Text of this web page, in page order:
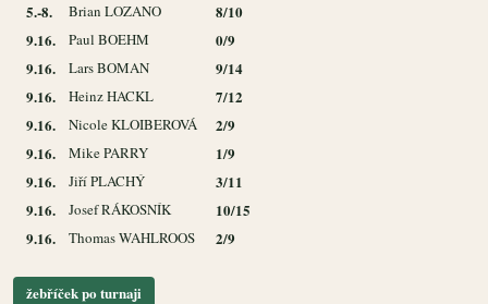
5.-8.
Brian LOZANO
8/10
9.16.
Paul BOEHM
0/9
9.16.
Lars BOMAN
9/14
9.16.
Heinz HACKL
7/12
9.16.
Nicole KLOIBEROVÁ
2/9
9.16.
Mike PARRY
1/9
9.16.
Jiří PLACHÝ
3/11
9.16.
Josef RÁKOSNÍK
10/15
9.16.
Thomas WAHLROOS 2/9
žebříček po turnaji